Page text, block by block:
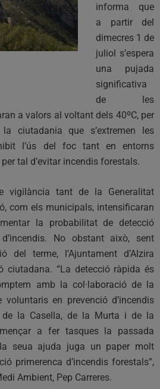
informa que
a partir del
dimecres 1 de
juliol s’espera
una pujada
significativa
de les
a valors al voltant dels 40ºC, per
ciutadania que s’extremen les
l’ús del foc tant en entorns
tal d’evitar incendis forestals.
vigilància tant de la Generalitat
com els municipals, intensificaran
la probabilitat de detecció
No obstant això, sent
del terme, l’Ajuntament d’Alzira
ciutadana. “La detecció ràpida és
amb la col·laboració de la
en prevenció d’incendis
de la Casella, de la Murta i de la
a fer tasques la passada
seua ajuda juga un paper molt
primerenca d’incendis forestals”,
Ambient, Pep Carreres.